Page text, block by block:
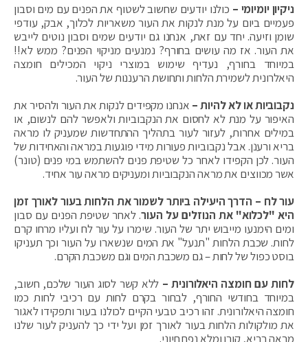
ניקיון יומיומי – כולנו יודעים שחשוב לשטוף את הפנים עם מים וסבון
פעמיים ביום על מנת לנקות את העור משאריות לכלוך, אבק, עודפי
שומן וזיעה. יחד עם זאת, אנחנו גם יודעים שמים וסבון נוטים לייבש
את העור. אז מה עושים בחורף? נמנעים מניקוי הפנים? ממש לא!!
במיוחד בחורף, נעדיף שימוש במוצרי ניקוי המכילים חומצה
היאלרונית לשמירת הלחות ותחושת הרעננות של העור.
נקבוביות או לא להיות – אנחנו מקפידים לנקות את העור ולהסיר את
האיפור על מנת לא לחסום את הנקבוביות ולאפשר להם לנשום, או
במילים אחרות, לעזור לעור בתהליך ההתחדשות שמעניק לו מראה
בריא ורענן. אבל נקבוביות פעורות מידי פוגעות במראה והאחידות של
העור. לכן הקפידו לאחר כל שטיפת פנים להשתמש במי פנים (טונר)
אשר מכווצים את מראה הנקבוביות ומעניקים מראה עור אחיד.
עור לח – הדרך היעילה ביותר לשמור את הלחות בעור לאורך זמן
היא "לכלוא" את הנוזלים על העור. לאחר שטיפת הפנים עם סבון
ומים הימנעו מייבוש יתר של העור. שימרו על עור לח ועליו מרחו קרם
לחות. שכבת הלחות "תנעל" את המים שנשארו על העור וכך תעניקו
בוסט כפול של לחות – גם משכבת המים וגם משכבת הקרם.
לחות עם חומצה היאלורונית – ללא קשר לסוג העור שלכם, חשוב,
במיוחד בחודשי החורף, לבחור בקרם לחות עם רכיבי לחות כמו
חומצה היאלורונית. זהו רכיב טבעי הקיים לכולנו בעור ותפקידו לאגור
את מולקולות הלחות בעור לאורך זמן ועל ידי כך להעניק לעור שלנו
מראה בריא, קורן ומלא נפח חיוני.